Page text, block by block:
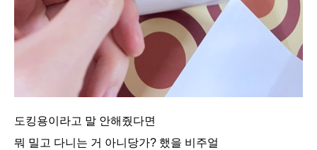
도킹용이라고 말 안해줬다면
뭐 밀고 다니는 거 아니당가? 했을 비주얼